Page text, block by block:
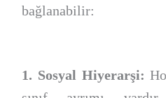
bağlanabilir:
1. Sosyal Hiyerarşi: